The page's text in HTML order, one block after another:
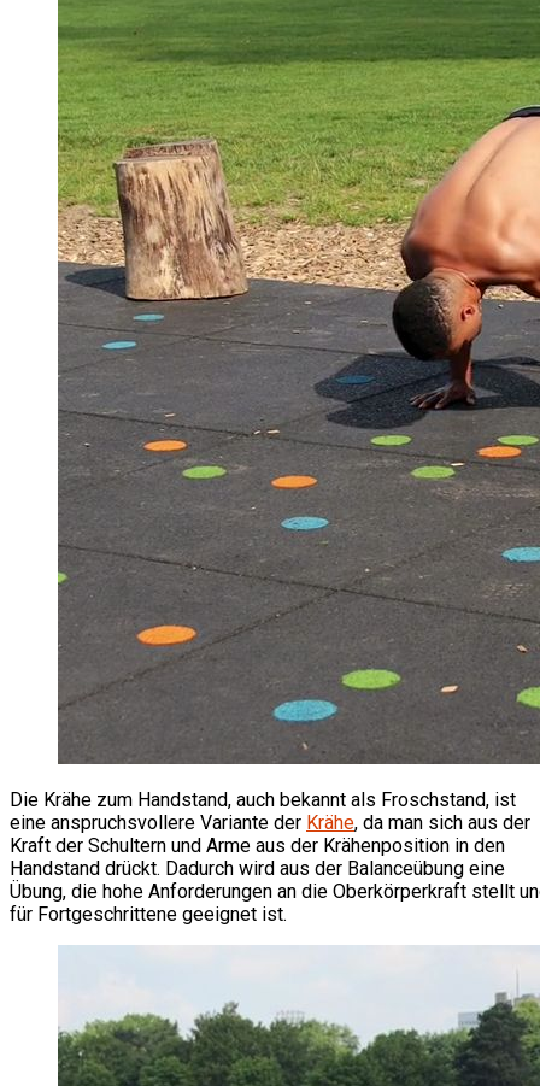
Die Krähe zum Handstand, auch bekannt als Froschstand, ist
eine anspruchsvollere Variante der Krähe, da man sich aus der
Kraft der Schultern und Arme aus der Krähenposition in den
Handstand drückt. Dadurch wird aus der Balanceübung eine
Übung, die hohe Anforderungen an die Oberkörperkraft stellt
für Fortgeschrittene geeignet ist.